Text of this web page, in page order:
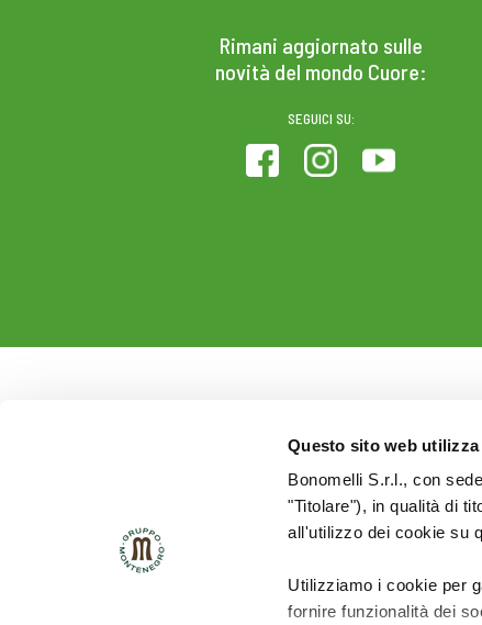
Questo sito web
Bonomelli S.r.l., con
"Titolare"), in qualità di
all'utilizzo dei cookie su
Utilizziamo i cookie per
fornire funzionalità dei
Rimani aggiornato sulle
novità del mondo Cuore:
SEGUICI SU: